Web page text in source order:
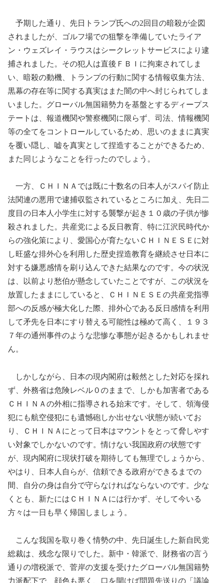
予期した通り、先日トランプ氏への2回目の暗殺が企図
されましたが、ゴルフ場での狙撃を準備していたライア
ン・ウェズレイ・ラウスはシークレットサービスにより逮
捕されました。その犯人は直後ＦＢＩに拘束されてしま
い、暗殺の動機、トランプの行動に関する情報収集方法、
黒幕の存在等に関する真実はまた闇の中へ封じられてしま
いました。グローバル無国籍勢力を基盤とするディープス
テートは、報道機関や警察機関に限らず、司法、情報機関
等の全てをコントロールしているため、思いのままに真実
を覆い隠し、嘘を真実として捏造することができるため、
また同じようなことを行ったのでしょう。
一方、ＣＨＩＮＡでは既に十数名の日本人がスパイ防止
法関連の悪用で逮捕収監されているところに加え、先日二
度目の日本人小学生に対する襲撃が起き１０歳の子供が惨
殺されました。共産党による反日教育、特に江沢民時代か
らの強化策により、愛国心が育たないＣＨＩＮＥＳＥに対
し旺盛な排外心を利用した歴史捏造教育を継続させ日本に
対する嫌悪感情を刷り込んできた結果なのです。今の状況
は、以前より愁伯が懸念していたことですが、この状況を
放置したままにしていると、ＣＨＩＮＥＳＥの共産党指導
部への反感が極大化した際、排外心である反日感情を利用
して矛先を日本にすり替える可能性は極めて高く、１９３
７年の通州事件のような悲惨な事態が起きるかもしれませ
ん。
しかしながら、日本の現内閣府は毅然とした対応を採れ
ず、外務省は危険レベル０のままで、しかも加害者である
ＣＨＩＮＡの外相に指導される始末です。そして、領海侵
犯にも航空侵犯にも遺憾砲しか出せない状態が続いてお
り、ＣＨＩＮＡにとって日本はマウントをとって脅しやす
い対象でしかないのです。情けない我国政府の状態です
が、現内閣府に現状打破を期待しても無理でしょうから、
やはり、日本人自らが、信頼できる政府ができるまでの
間、自分の身は自分で守らなければならないのです。少な
くとも、新たにはＣＨＩＮＡには行かず、そして今いる
方々は一日も早く帰国しましょう。
こんな我国を取り巻く情勢の中、先日誕生した新自民党
総裁は、残念な限りでした。新中・韓派で、財務省の言う
通りの増税派で、菅岸の支援を受けたグローバル無国籍勢
力派配下で、顔色も悪く、口を開けば問題先送りの「議論